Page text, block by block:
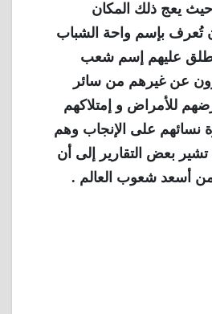
حيث يعج ذلك المكان
تُعرف بإسم واحة الشباب
يطلق عليهم إسم شعب
عن غيرهم من سائر
للأمراض و إمتلاكهم
نسائهم على الإنجاب وهم
تشير بعض التقارير إلى أن
أسعد شعوب العالم .